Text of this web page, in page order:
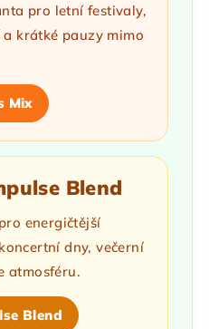
pro letní festivaly,
krátké pauzy mimo
Mix
Blend
energičtější
dny, večerní
atmosféru.
Blend